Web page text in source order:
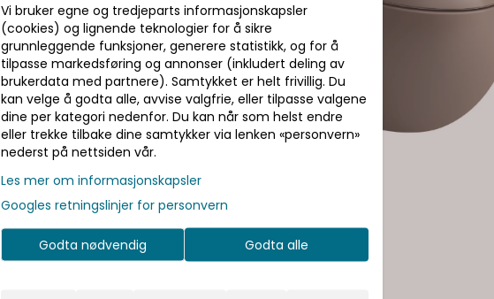
Vi bruker egne og tredjeparts informasjonskapsler
(cookies) og lignende teknologier for å sikre
grunnleggende funksjoner, generere statistikk, og for å
tilpasse markedsføring og annonser (inkludert deling av
brukerdata med partnere). Samtykket er helt frivillig. Du
kan velge å godta alle, avvise valgfrie, eller tilpasse valgene
dine per kategori nedenfor. Du kan når som helst endre
eller trekke tilbake dine samtykker via lenken «personvern»
nederst på nettsiden vår.
Les mer om informasjonskapsler
Googles retningslinjer for personvern
Godta nødvendig Godta alle